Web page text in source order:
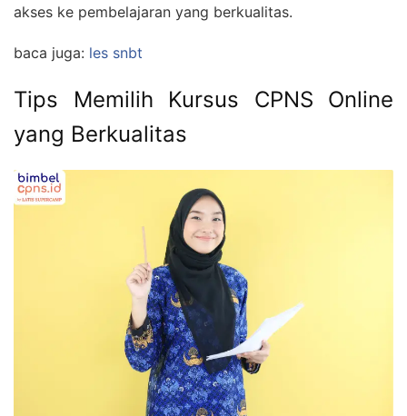
akses ke pembelajaran yang berkualitas.
baca juga: les snbt
Tips Memilih Kursus CPNS Online
yang Berkualitas